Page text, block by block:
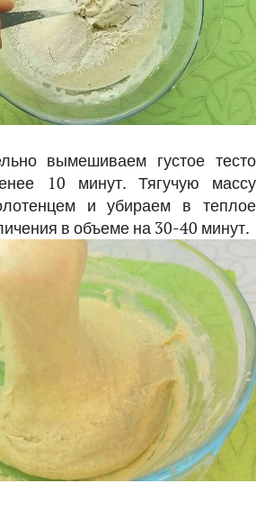
вымешиваем густое тесто
10 минут. Тягучую массу
и убираем в теплое
в объеме на 30-40 минут.